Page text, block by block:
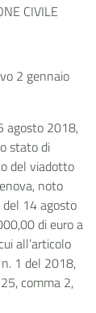
CIVILE
2 gennaio
agosto 2018,
stato di
del viadotto
noto
14 agosto
di euro a
all’articolo
1 del 2018,
comma 2,